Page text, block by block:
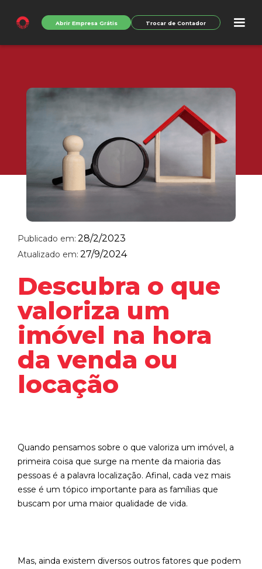
Abrir Empresa Grátis Trocar de Contador
Publicado em: 28/2/2023
Atualizado em: 27/9/2024
Descubra o que
valoriza um
imóvel na hora
da venda ou
locação
Quando pensamos sobre o que valoriza um imóvel, a
primeira coisa que surge na mente da maioria das
pessoas é a palavra localização. Afinal, cada vez mais
esse é um tópico importante para as famílias que
buscam por uma maior qualidade de vida.
Mas, ainda existem diversos outros fatores que podem